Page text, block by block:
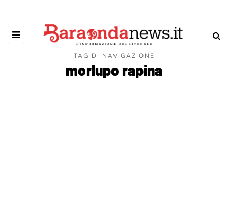
TAG DI NAVIGAZIONE
morlupo rapina